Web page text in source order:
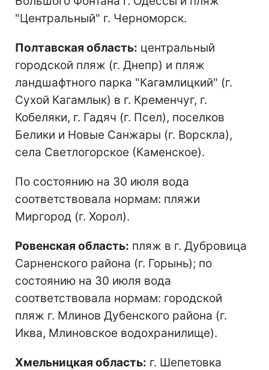
"Центральный" г. Черноморск.
Полтавская область: центральный
городской пляж (г. Днепр) и пляж
ландшафтного парка "Кагамлицкий" (г.
Сухой Кагамлык) в г. Кременчуг, г.
Кобеляки, г. Гадяч (г. Псел), поселков
Белики и Новые Санжары (г. Ворскла),
села Светлогорское (Каменское).
По состоянию на 30 июля вода
соответствовала нормам: пляжи
Миргород (г. Хорол).
Ровенская область: пляж в г. Дубровица
Сарненского района (г. Горынь); по
состоянию на 30 июля вода
соответствовала нормам: городской
пляж г. Млинов Дубенского района (г.
Иква, Млиновское водохранилище).
Хмельницкая область: г. Шепетовка